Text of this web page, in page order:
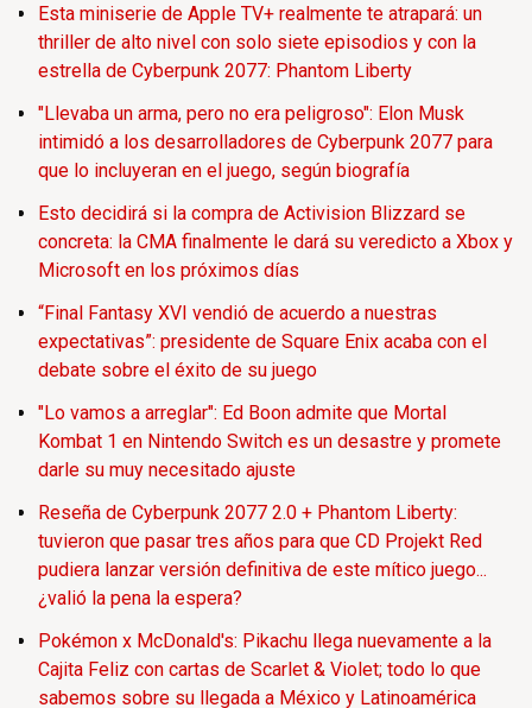
Esta miniserie de Apple TV+ realmente te atrapará: un
thriller de alto nivel con solo siete episodios y con la
estrella de Cyberpunk 2077: Phantom Liberty
"Llevaba un arma, pero no era peligroso": Elon Musk
intimidó a los desarrolladores de Cyberpunk 2077 para
que lo incluyeran en el juego, según biografía
Esto decidirá si la compra de Activision Blizzard se
concreta: la CMA finalmente le dará su veredicto a Xbox y
Microsoft en los próximos días
“Final Fantasy XVI vendió de acuerdo a nuestras
expectativas”: presidente de Square Enix acaba con el
debate sobre el éxito de su juego
"Lo vamos a arreglar": Ed Boon admite que Mortal
Kombat 1 en Nintendo Switch es un desastre y promete
darle su muy necesitado ajuste
Reseña de Cyberpunk 2077 2.0 + Phantom Liberty:
tuvieron que pasar tres años para que CD Projekt Red
pudiera lanzar versión definitiva de este mítico juego...
¿valió la pena la espera?
Pokémon x McDonald's: Pikachu llega nuevamente a la
Cajita Feliz con cartas de Scarlet & Violet; todo lo que
sabemos sobre su llegada a México y Latinoamérica